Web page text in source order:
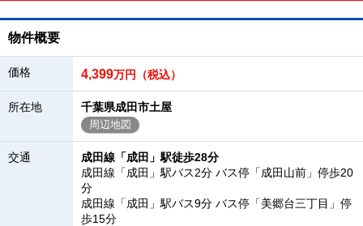
物件概要
価格 4,399万円（税込）
所在地 千葉県成田市土屋
周辺地図
交通
成田線「成田」駅徒歩28分
成田線「成田」駅バス2分 バス停「成田山前」停歩20
分
成田線「成田」駅バス9分 バス停「美郷台三丁目」停
歩15分